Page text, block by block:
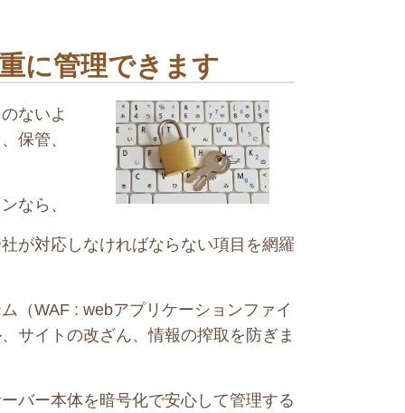
に管理できます
ないよ
保管、
なら、
が対応しなければならない項目を網羅
（WAF : webアプリケーションファイ
サイトの改ざん、情報の搾取を防ぎま
バー本体を暗号化で安心して管理する